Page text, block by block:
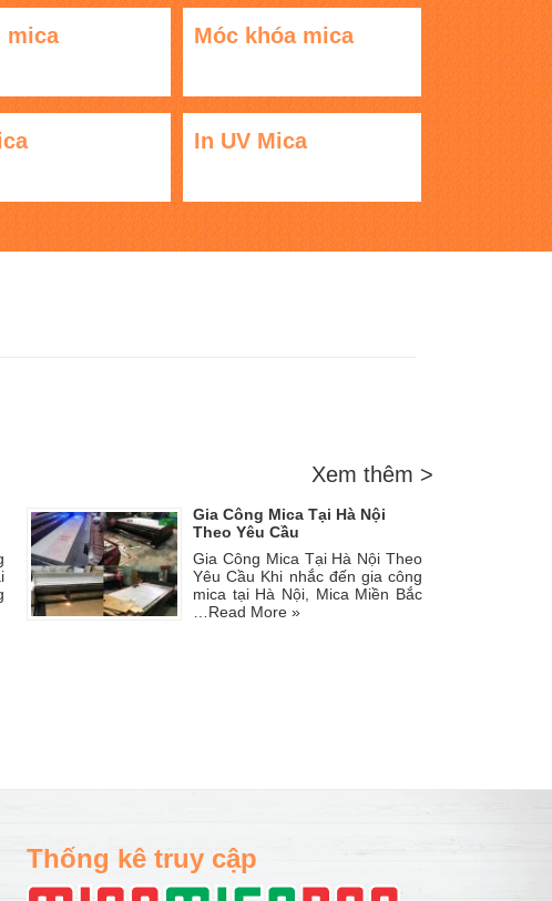
mica Móc khóa mica
In UV Mica
Xem thêm >
Gia Công Mica Tại Hà Nội
Theo Yêu Cầu
Gia Công Mica Tại Hà Nội Theo
Yêu Cầu Khi nhắc đến gia công
mica tại Hà Nội, Mica Miền Bắc
Read More »
Thống kê truy cập